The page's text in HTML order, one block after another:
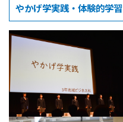
やかげ学実践・体験的学習